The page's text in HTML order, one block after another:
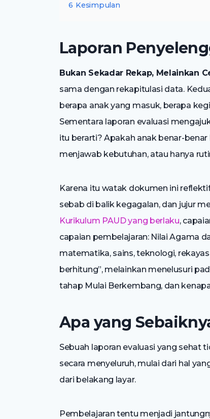
6 Kesimpulan
Laporan
Bukan Sekadar Rekap, Melainkan
sama dengan rekapitulasi data.
berapa anak yang masuk, berapa
Sementara laporan evaluasi
itu berarti? Apakah anak benar-
menjawab kebutuhan, atau hanya
Karena itu watak dokumen ini
sebab di balik kegagalan, dan jujur
Kurikulum PAUD yang berlaku,
capaian pembelajaran: Nilai Agama
matematika, sains, teknologi,
berhitung”, melainkan menelusuri
tahap Mulai Berkembang, dan
Apa yang
Sebuah laporan evaluasi yang sehat
secara menyeluruh, mulai dari hal
dari belakang layar.
Pembelajaran tentu menjadi